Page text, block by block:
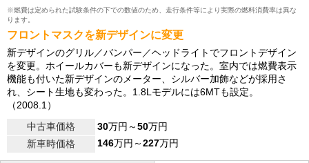
※燃費は定められた試験条件の下での数値のため、走行条件等により実際の燃料消費率は異な
ります。
フロントマスクを新デザインに変更
新デザインのグリル／バンパー／ヘッドライトでフロントデザイン
を変更。ホイールカバーも新デザインになった。室内では燃費表示
機能も付いた新デザインのメーター、シルバー加飾などが採用さ
れ、シート生地も変わった。1.8Lモデルには6MTも設定。
（2008.1）
中古車価格
30万円～50万円
新車時価格
146万円～227万円